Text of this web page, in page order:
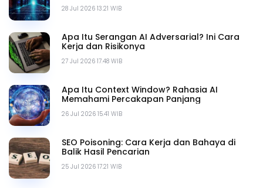
28 Jul 2026 13.21 WIB
27 Jul 2026 17.48 WIB
Apa Itu Serangan AI Adversarial? Ini Cara
Kerja dan Risikonya
26 Jul 2026 15.41 WIB
Apa Itu Context Window? Rahasia AI
Memahami Percakapan Panjang
25 Jul 2026 17.21 WIB
SEO Poisoning: Cara Kerja dan Bahaya di
Balik Hasil Pencarian